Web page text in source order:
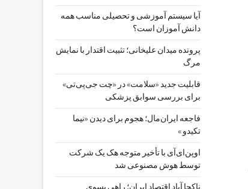
آیا سیستم آموزشی و تحصیلی مناسب همه
دانش آموزان است؟
پرونده میدان علیخانی؛ تثبیت اقتدار با نمایش
مرگ
قابلیت جدید «سلامت» در «چت ‌جی‌پی‌تی»
برای بررسی سوابق پزشکی
فاجعه ایران‌مال؛ هجوم برای دیدن «نیما
تکیدو »
اوپن‌ای‌آی با تأخیر متوجه هک یک شرکت
توسط هوش مصنوعی شد
ناکجا آباد اقتصاد ایران؛ راهی بسوی